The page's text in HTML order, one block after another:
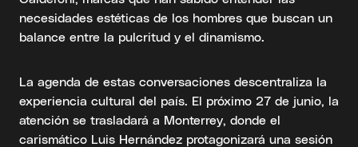
necesidades estéticas de los hombres que buscan un
balance entre la pulcritud y el dinamismo.
La agenda de estas conversaciones descentraliza la
experiencia cultural del país. El próximo 27 de junio, la
atención se trasladará a Monterrey, donde el
carismático Luis Hernández protagonizará una sesión